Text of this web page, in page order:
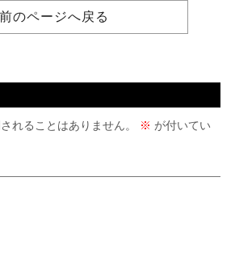
前のページへ戻る
れることはありません。 ※ が付いてい